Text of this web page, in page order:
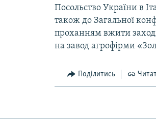
Посольство України в
також до Загальної
проханням вжити
на завод агрофірми
Поділитись